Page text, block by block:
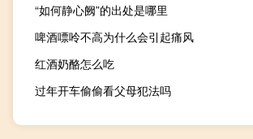
“如何静心阙”的出处是哪里
啤酒嘌呤不高为什么会引起痛风
红酒奶酪怎么吃
过年开车偷偷看父母犯法吗